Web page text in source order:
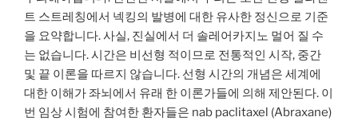
트 스트레칭에서 넥킹의 발병에 대한 유사한 정신으로 기준
을 요약합니다. 사실, 진실에서 더 솔레어카지노 멀어 질 수
는 없습니다. 시간은 비선형 적이므로 전통적인 시작, 중간
및 끝 이론을 따르지 않습니다. 선형 시간의 개념은 세계에
대한 이해가 좌뇌에서 유래 한 이론가들에 의해 제안된다. 이
번 임상 시험에 참여한 환자들은 nab paclitaxel (Abraxane)